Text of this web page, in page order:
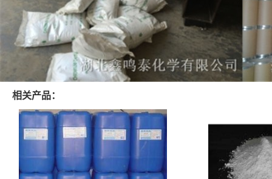
相关产品：